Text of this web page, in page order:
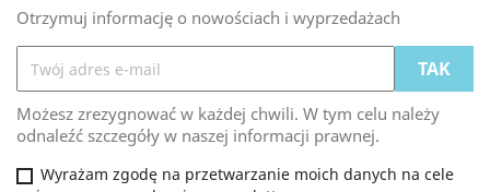
Otrzymuj informację o nowościach i wyprzedażach
Możesz zrezygnować w każdej chwili. W tym celu należy
odnaleźć szczegóły w naszej informacji prawnej.
Wyrażam zgodę na przetwarzanie moich danych na cele